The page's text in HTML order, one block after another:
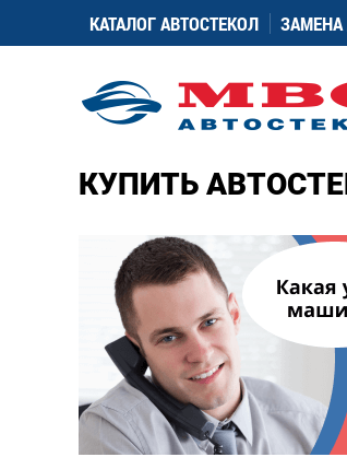
КАТАЛОГ АВТОСТЕКОЛ
КУПИТЬ